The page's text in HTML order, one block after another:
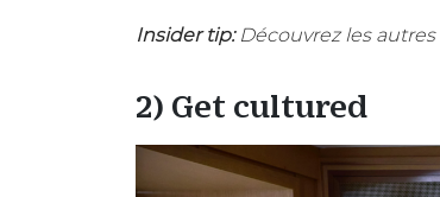
Insider tip:Découvrez les autres
2) Get cultured